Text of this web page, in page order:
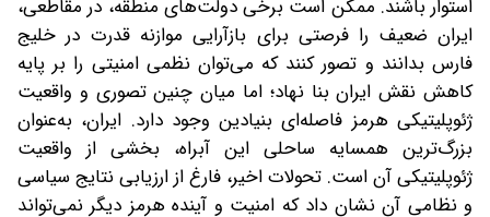
استوار باشند. ممکن است برخی دولت‌های منطقه، در مقاطعی،
ایران ضعیف را فرصتی برای بازآرایی موازنه قدرت در خلیج
فارس بدانند و تصور کنند که می‌توان نظمی امنیتی را بر پایه
کاهش نقش ایران بنا نهاد؛ اما میان چنین تصوری و واقعیت
ژئوپلیتیکی هرمز فاصله‌ای بنیادین وجود دارد. ایران، به‌عنوان
بزرگ‌ترین همسایه ساحلی این آبراه، بخشی از واقعیت
ژئوپلیتیکی آن است. تحولات اخیر، فارغ از ارزیابی نتایج سیاسی
و نظامی آن نشان داد که امنیت و آینده هرمز دیگر نمی‌تواند